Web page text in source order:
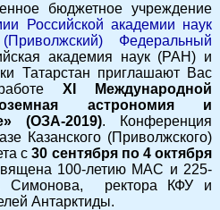
бюджетное учреждение
Российской академии наук
Федеральный
академия наук (РАН) и
Татарстан приглашают Вас
X
Международной
астрономия и
(ОЗА-2019). Конференция
Казанского (Приволжского)
с30 сентября по 4 октября
100-летию МАС и 225-
Симонова, ректора КФУ и
Антарктиды.